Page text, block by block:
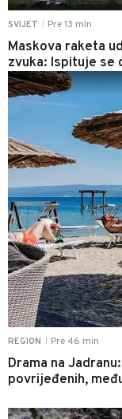
SVIJET Pre 13 min
Maskova raketa
zvuka: Ispituje se
REGION Pre 46 min
Drama na
povrijeđenih,